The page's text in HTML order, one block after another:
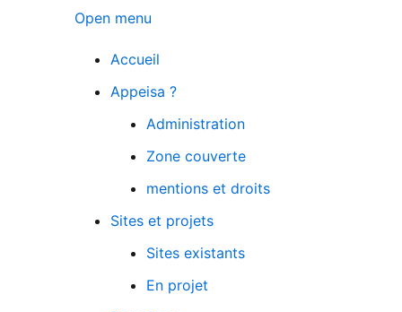
Open menu
Accueil
Appeisa ?
Administration
Zone couverte
mentions et droits
Sites et projets
Sites existants
En projet